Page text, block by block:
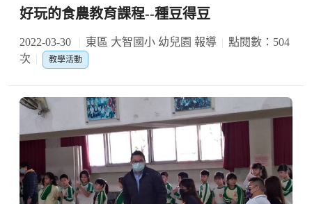
好玩的食農教育課程--種豆得豆
2022-03-30 東區 大智國小 幼兒園 報導
點閱數：504
次
教學活動